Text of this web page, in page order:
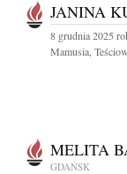
JANINA
8 grudnia 2025
Mamusia,
MELITA
GDAŃSK